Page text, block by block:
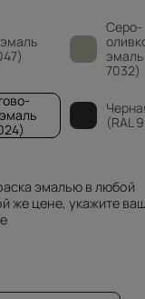
Серо-
эмаль
7032)
(RAL
эмалью в любой
же цене, укажите ваш